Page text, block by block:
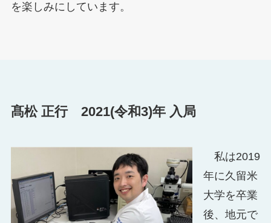
を楽しみにしています。
髙松 正行 2021(令和3)年 入局
私は2019
年に久留米
大学を卒業
後、地元で